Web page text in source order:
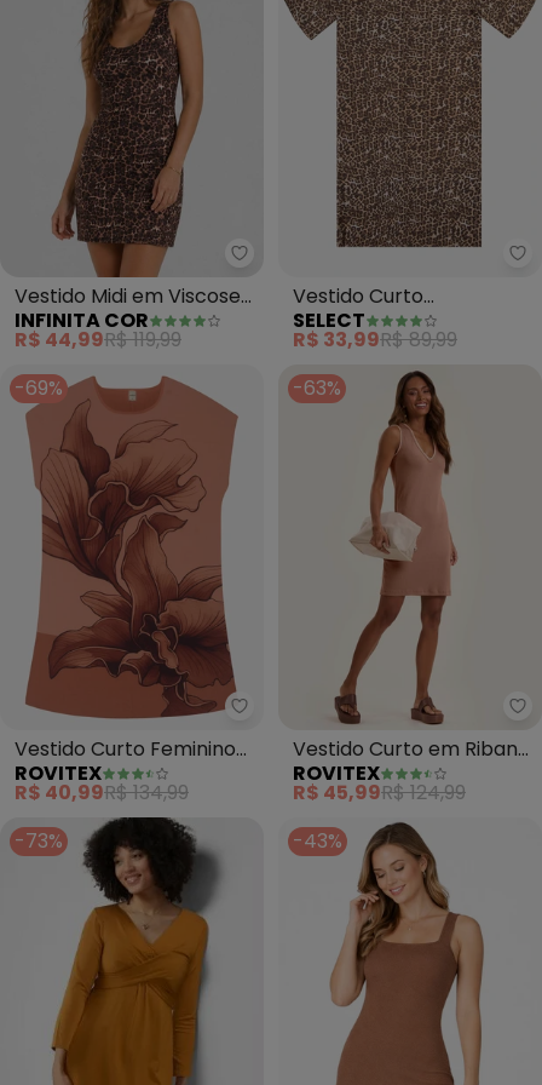
Vestido Midi em Viscose
Creponada (Marrom)
INFINITA COR
R$ 44,99R$ 119,99
Vestido Curto
Estampado Feminino
(Marrom)
SELECT
R$ 33,99R$ 89,99
-69%
Rovitex - Vestido Curto
Vestido Curto Feminino
Poly Flex (Marrom)
ROVITEX
R$ 40,99R$ 134,99
-63%
Vestido Curto em Ribana
(Marrom)
ROVITEX
R$ 45,99R$ 124,99
-73%
-43%